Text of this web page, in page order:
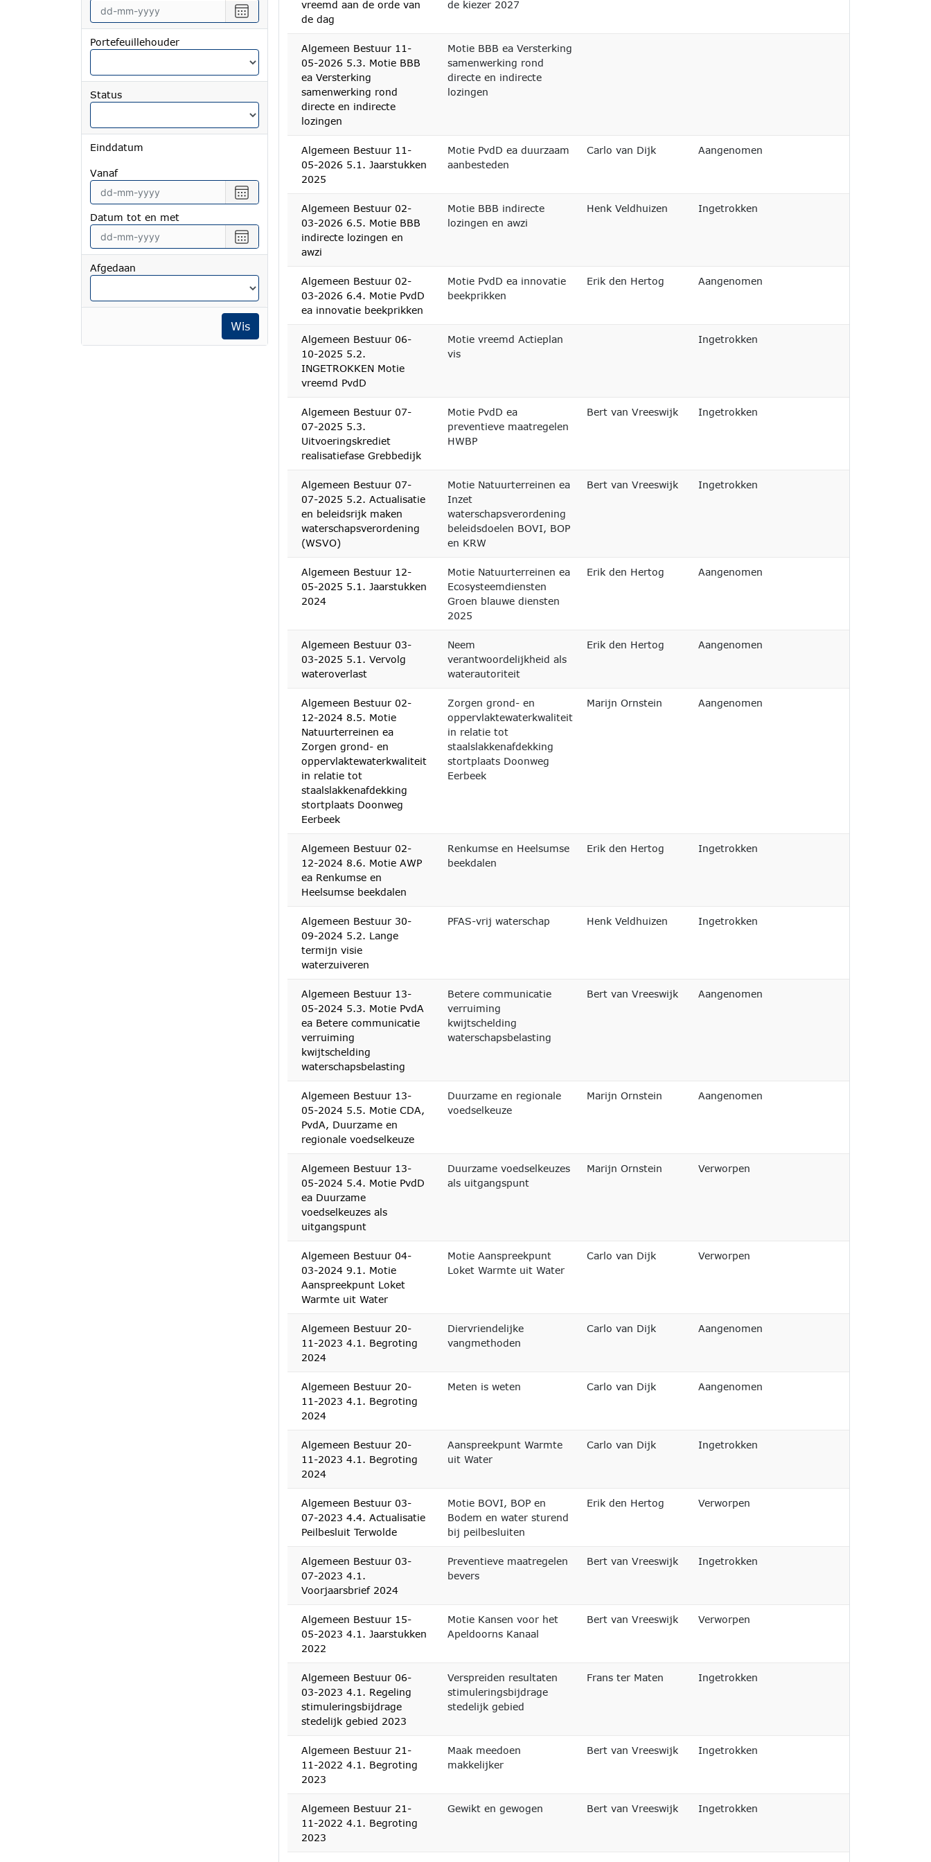
vanaf
Selecteer
een
tot
en
met
Portefeuillehouder
Status
Einddatum
vanaf
Selecteer
een
vanaf
Datum tot en met
Selecteer
een
tot
en
met
Afgedaan
Wis
vreemd aan de orde van
de dag
de kiezer 2027
Algemeen Bestuur 11-
05-2026 5.3. Motie BBB
ea Versterking
samenwerking rond
directe en indirecte
lozingen
Motie BBB ea Versterking
samenwerking rond
directe en indirecte
lozingen
Algemeen Bestuur 11-
05-2026 5.1. Jaarstukken
2025
Motie PvdD ea duurzaam
aanbesteden
Carlo van Dijk Aangenomen
Algemeen Bestuur 02-
03-2026 6.5. Motie BBB
indirecte lozingen en
awzi
Motie BBB indirecte
lozingen en awzi
Henk Veldhuizen Ingetrokken
Algemeen Bestuur 02-
03-2026 6.4. Motie PvdD
ea innovatie beekprikken
Motie PvdD ea innovatie
beekprikken
Erik den Hertog Aangenomen
Algemeen Bestuur 06-
10-2025 5.2.
INGETROKKEN Motie
vreemd PvdD
Motie vreemd Actieplan
vis
Ingetrokken
Algemeen Bestuur 07-
07-2025 5.3.
Uitvoeringskrediet
realisatiefase Grebbedijk
Motie PvdD ea
preventieve maatregelen
HWBP
Bert van Vreeswijk Ingetrokken
Algemeen Bestuur 07-
07-2025 5.2. Actualisatie
en beleidsrijk maken
waterschapsverordening
(WSVO)
Motie Natuurterreinen ea
Inzet
waterschapsverordening
beleidsdoelen BOVI, BOP
en KRW
Bert van Vreeswijk Ingetrokken
Algemeen Bestuur 12-
05-2025 5.1. Jaarstukken
2024
Motie Natuurterreinen ea
Ecosysteemdiensten
Groen blauwe diensten
2025
Erik den Hertog Aangenomen
Algemeen Bestuur 03-
03-2025 5.1. Vervolg
wateroverlast
Neem
verantwoordelijkheid als
waterautoriteit
Erik den Hertog Aangenomen
Algemeen Bestuur 02-
12-2024 8.5. Motie
Natuurterreinen ea
Zorgen grond- en
oppervlaktewaterkwaliteit
in relatie tot
staalslakkenafdekking
stortplaats Doonweg
Eerbeek
Zorgen grond- en
oppervlaktewaterkwaliteit
in relatie tot
staalslakkenafdekking
stortplaats Doonweg
Eerbeek
Marijn Ornstein Aangenomen
Algemeen Bestuur 02-
12-2024 8.6. Motie AWP
ea Renkumse en
Heelsumse beekdalen
Renkumse en Heelsumse
beekdalen
Erik den Hertog Ingetrokken
Algemeen Bestuur 30-
09-2024 5.2. Lange
termijn visie
waterzuiveren
PFAS-vrij waterschap Henk Veldhuizen Ingetrokken
Algemeen Bestuur 13-
05-2024 5.3. Motie PvdA
ea Betere communicatie
verruiming
kwijtschelding
waterschapsbelasting
Betere communicatie
verruiming
kwijtschelding
waterschapsbelasting
Bert van Vreeswijk Aangenomen
Algemeen Bestuur 13-
05-2024 5.5. Motie CDA,
PvdA, Duurzame en
regionale voedselkeuze
Duurzame en regionale
voedselkeuze
Marijn Ornstein Aangenomen
Algemeen Bestuur 13-
05-2024 5.4. Motie PvdD
ea Duurzame
voedselkeuzes als
uitgangspunt
Duurzame voedselkeuzes
als uitgangspunt
Marijn Ornstein Verworpen
Algemeen Bestuur 04-
03-2024 9.1. Motie
Aanspreekpunt Loket
Warmte uit Water
Motie Aanspreekpunt
Loket Warmte uit Water
Carlo van Dijk Verworpen
Algemeen Bestuur 20-
11-2023 4.1. Begroting
2024
Diervriendelijke
vangmethoden
Carlo van Dijk Aangenomen
Algemeen Bestuur 20-
11-2023 4.1. Begroting
2024
Meten is weten Carlo van Dijk Aangenomen
Algemeen Bestuur 20-
11-2023 4.1. Begroting
2024
Aanspreekpunt Warmte
uit Water
Carlo van Dijk Ingetrokken
Algemeen Bestuur 03-
07-2023 4.4. Actualisatie
Peilbesluit Terwolde
Motie BOVI, BOP en
Bodem en water sturend
bij peilbesluiten
Erik den Hertog Verworpen
Algemeen Bestuur 03-
07-2023 4.1.
Voorjaarsbrief 2024
Preventieve maatregelen
bevers
Bert van Vreeswijk Ingetrokken
Algemeen Bestuur 15-
05-2023 4.1. Jaarstukken
2022
Motie Kansen voor het
Apeldoorns Kanaal
Bert van Vreeswijk Verworpen
Algemeen Bestuur 06-
03-2023 4.1. Regeling
stimuleringsbijdrage
stedelijk gebied 2023
Verspreiden resultaten
stimuleringsbijdrage
stedelijk gebied
Frans ter Maten Ingetrokken
Algemeen Bestuur 21-
11-2022 4.1. Begroting
2023
Maak meedoen
makkelijker
Bert van Vreeswijk Ingetrokken
Algemeen Bestuur 21-
11-2022 4.1. Begroting
2023
Gewikt en gewogen Bert van Vreeswijk Ingetrokken